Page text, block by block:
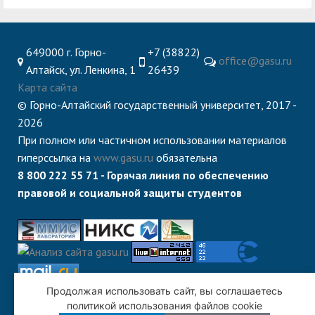
Международная
деятельность
Управление по
административно-
Закупки
Профком студентов и
аспирантов
Республиканская
профсоюзная
школы
Лучшие студенты
Сведения о доходах
Вопросы ректору
Структура
образования
Центр тестирования
иностранных граждан
по русскому языку
Центр развития
компетенций
муниципальных
служащих
Центр русского языка
как иностранного
Совет родителей
несовершеннолетних
обучающихся ГАГУ
Образовательный
модуль «Обучение
Информация о
предоставлении
649000 г. Горно-
Алтайск, ул. Ленкина, 1
+7 (38822)
26439
office@gasu.ru
Карта сайта
© Горно-Алтайский государственный университет, 2017 -
2026
При полном или частичном использовании материалов
гиперссылка на www.gasu.ru обязательна
8 800 222 55 71 - Горячая линия по обеспечению
правовой и социальной защиты студентов
Продолжая использовать сайт, вы соглашаетесь
политикой использования файлов cookie